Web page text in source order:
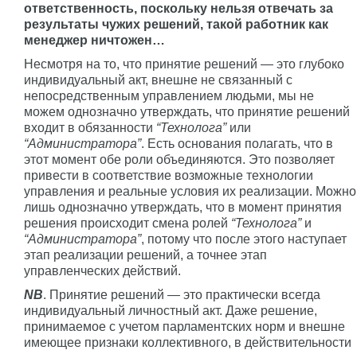
ответственность, поскольку нельзя отвечать за
результаты чужих решений, такой работник как
менеджер ничтожен…
Несмотря на то, что принятие решений — это глубоко
индивидуальный акт, внешне не связанный с
непосредственным управлением людьми, мы не
можем однозначно утверждать, что принятие решений
входит в обязанности “Технолога”или
“Администратора”. Есть основания полагать, что в
этот момент обе роли объединяются. Это позволяет
привести в соответствие возможные технологии
управления и реальные условия их реализации. Можно
лишь однозначно утверждать, что в момент принятия
решения происходит смена ролей “Технолога”и
“Администратора”, потому что после этого наступает
этап реализации решений, а точнее этап
управленческих действий.
NB. Принятие решений — это практически всегда
индивидуальный личностный акт. Даже решение,
принимаемое с учетом парламентских норм и внешне
имеющее признаки коллективного, в действительности